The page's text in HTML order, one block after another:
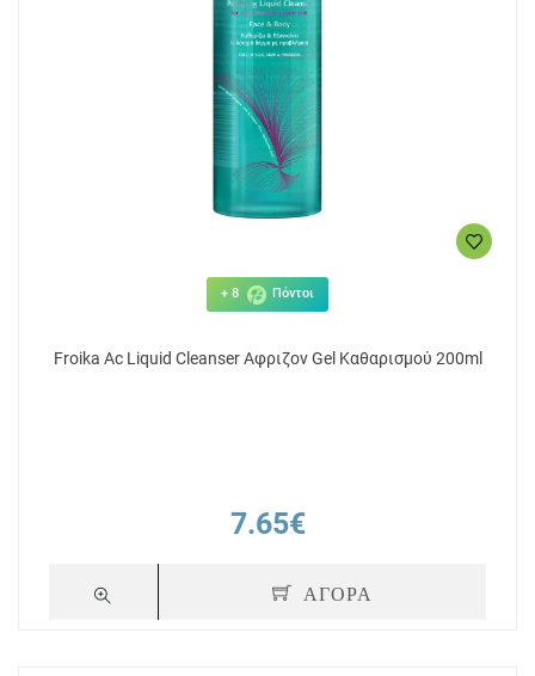
+ 8 Πόντοι
Froika Ac Liquid Cleanser Αφριζον Gel Καθαρισμού 200ml
7.65€
ΑΓΟΡΑ